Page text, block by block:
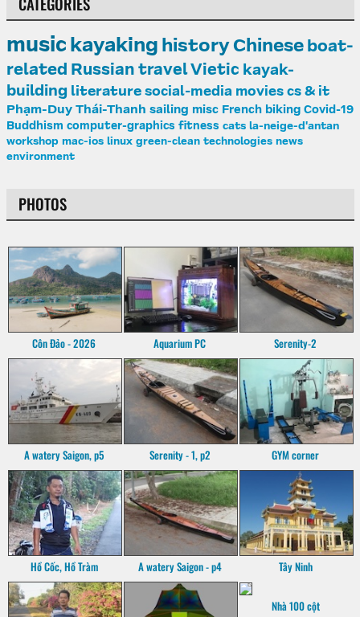
music kayaking historyChinese boat-
related Russian travel Vietic kayak-
building literature social-media movies cs & it
Phạm-Duy Thái-Thanh sailing misc French biking Covid-19
Buddhism computer-graphics fitness cats la-neige-d'antan
workshop mac-ios linux green-clean technologies news
environment
PHOTOS
Côn Đảo - 2026 Aquarium PC Serenity-2
A watery Saigon, p5 Serenity - 1, p2 GYM corner
Hồ Cốc, Hồ Tràm A watery Saigon - p4 Tây Ninh
Nhà 100 cột